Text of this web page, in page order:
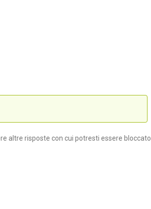
altre risposte con cui potresti essere bloccato